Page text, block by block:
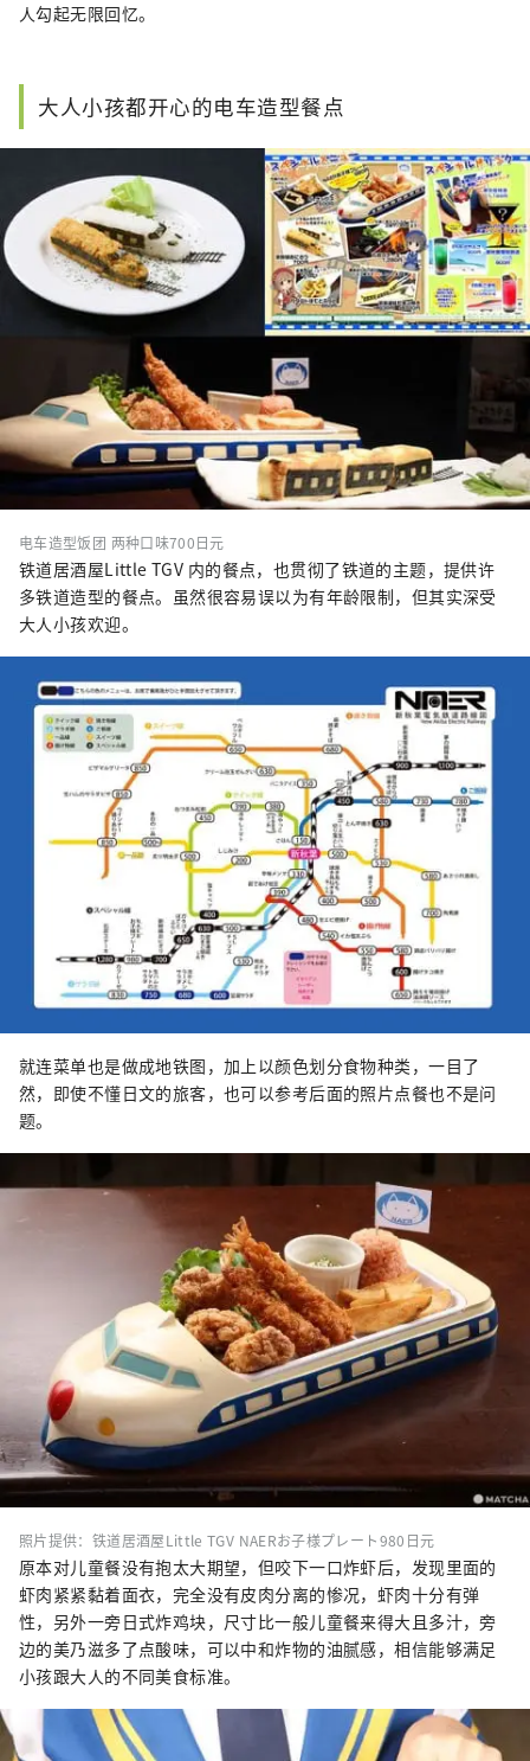
人勾起无限回忆。
大人小孩都开心的电车造型餐点
电车造型饭团 两种口味700日元
铁道居酒屋Little TGV 内的餐点，也贯彻了铁道的主题，提供许
多铁道造型的餐点。虽然很容易误以为有年龄限制，但其实深受
大人小孩欢迎。
就连菜单也是做成地铁图，加上以颜色划分食物种类，一目了
然，即使不懂日文的旅客，也可以参考后面的照片点餐也不是问
题。
照片提供：铁道居酒屋Little TGV NAERお子様プレート980日元
原本对儿童餐没有抱太大期望，但咬下一口炸虾后，发现里面的
虾肉紧紧黏着面衣，完全没有皮肉分离的惨况，虾肉十分有弹
性，另外一旁日式炸鸡块，尺寸比一般儿童餐来得大且多汁，旁
边的美乃滋多了点酸味，可以中和炸物的油腻感，相信能够满足
小孩跟大人的不同美食标准。